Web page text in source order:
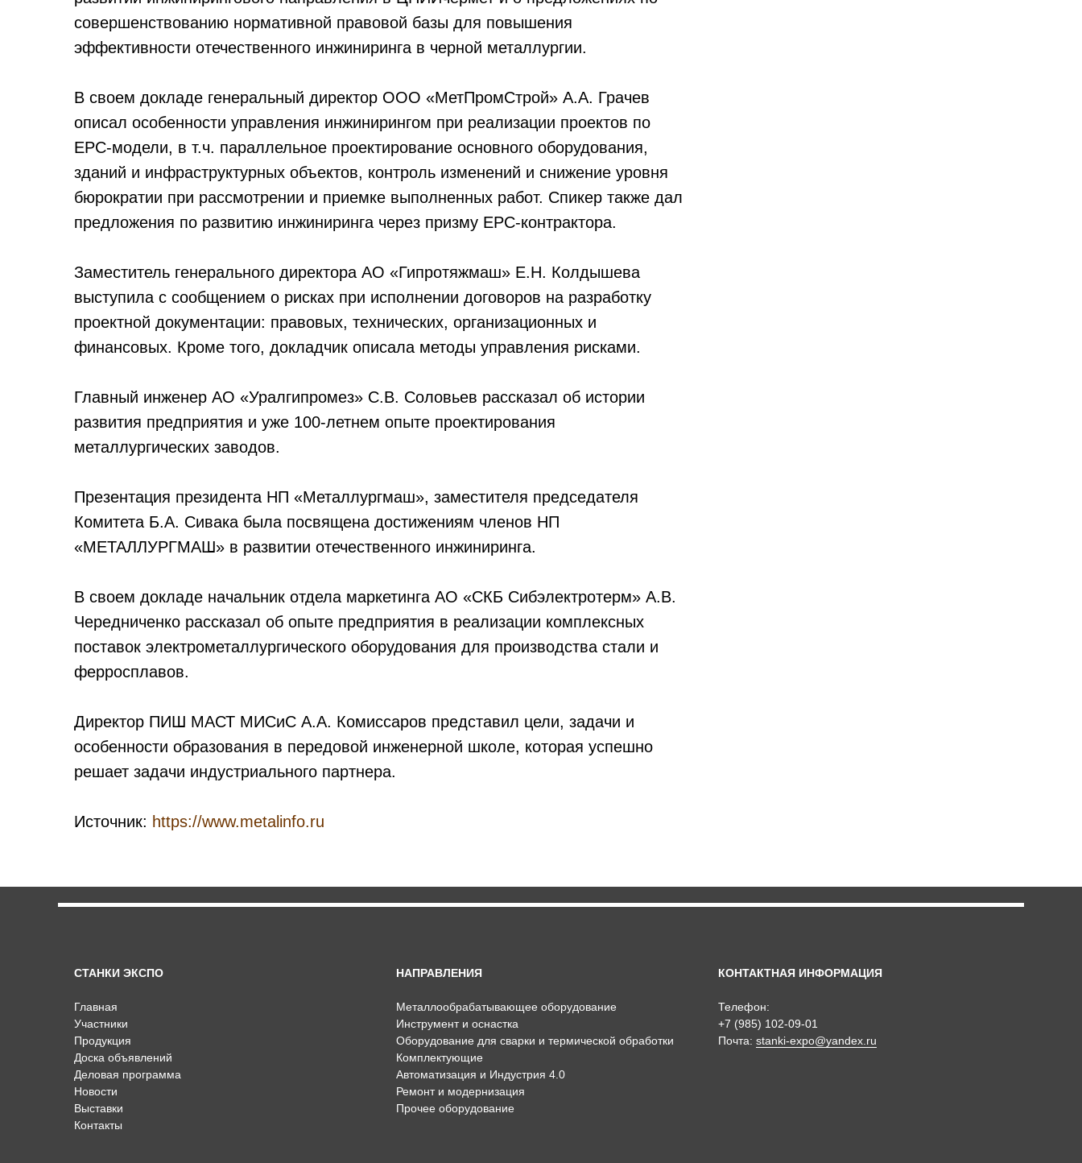
совершенствованию нормативной правовой базы для повышения
эффективности отечественного инжиниринга в черной металлургии.
В своем докладе генеральный директор ООО «МетПромСтрой» А.А. Грачев
описал особенности управления инжинирингом при реализации проектов по
ЕРС-модели, в т.ч. параллельное проектирование основного оборудования,
зданий и инфраструктурных объектов, контроль изменений и снижение уровня
бюрократии при рассмотрении и приемке выполненных работ. Спикер также дал
предложения по развитию инжиниринга через призму ЕРС-контрактора.
Заместитель генерального директора АО «Гипротяжмаш» Е.Н. Колдышева
выступила с сообщением о рисках при исполнении договоров на разработку
проектной документации: правовых, технических, организационных и
финансовых. Кроме того, докладчик описала методы управления рисками.
Главный инженер АО «Уралгипромез» С.В. Соловьев рассказал об истории
развития предприятия и уже 100-летнем опыте проектирования
металлургических заводов.
Презентация президента НП «Металлургмаш», заместителя председателя
Комитета Б.А. Сивака была посвящена достижениям членов НП
«МЕТАЛЛУРГМАШ» в развитии отечественного инжиниринга.
В своем докладе начальник отдела маркетинга АО «СКБ Сибэлектротерм» А.В.
Чередниченко рассказал об опыте предприятия в реализации комплексных
поставок электрометаллургического оборудования для производства стали и
ферросплавов.
Директор ПИШ МАСТ МИСиС А.А. Комиссаров представил цели, задачи и
особенности образования в передовой инженерной школе, которая успешно
решает задачи индустриального партнера.
Источник: https://www.metalinfo.ru
СТАНКИ ЭКСПО
Главная
Участники
Продукция
Доска объявлений
Деловая программа
Новости
Выставки
Контакты
НАПРАВЛЕНИЯ
Металлообрабатывающее оборудование
Инструмент и оснастка
Оборудование для сварки и термической обработки
Комплектующие
Автоматизация и Индустрия 4.0
Ремонт и модернизация
Прочее оборудование
КОНТАКТНАЯ ИНФОРМАЦИЯ
Телефон:
+7 (985) 102-09-01
Почта: stanki-expo@yandex.ru